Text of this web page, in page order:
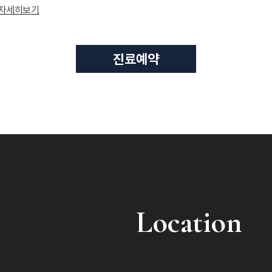
세히보기
Location